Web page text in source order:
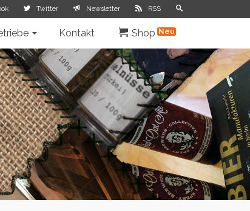
Twitter Newsletter RSS
Kontakt Shop